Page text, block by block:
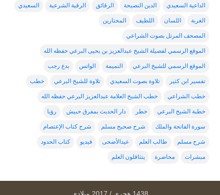
الداعية السعيدي الدين النصيحة الرقائق الرقية الشرعية السعيدي
الغربة اللسان اللطيف المحتارين
المصحف المرتل بصوت الشراعي
الموقع الرسمي لفضيلة الشيخ عبدالعزيز بن يحيى البرعي حفظه الله
الموقع الرسمي للشيخ البرعي النميمة الواتس بدع رجب
تفسير ابن كثير تلاوة بصوت السعيدي تلاوة للشيخ البرعي خطب
خطب الشراعي خطب الشيخ العلامة عبدالعزيز البرعي حفظه الله
خطبة الشيخ البرعي خطر دار الحديث بمفرق حبيش رؤيا
سورة الفاتحة والملك شرح صحيح مسلم شرح كتاب الإعتصام
شرح مسلم طالب العلم عيدالأضحى فيديو كتاب الحدود
مبشرات محاضرة يتثاقلون العلم